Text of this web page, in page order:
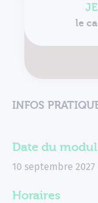
le
INFOS
Date du
10 septembre 2027
Horaires